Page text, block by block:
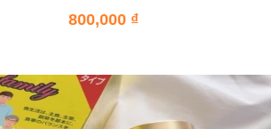
800,000 ₫